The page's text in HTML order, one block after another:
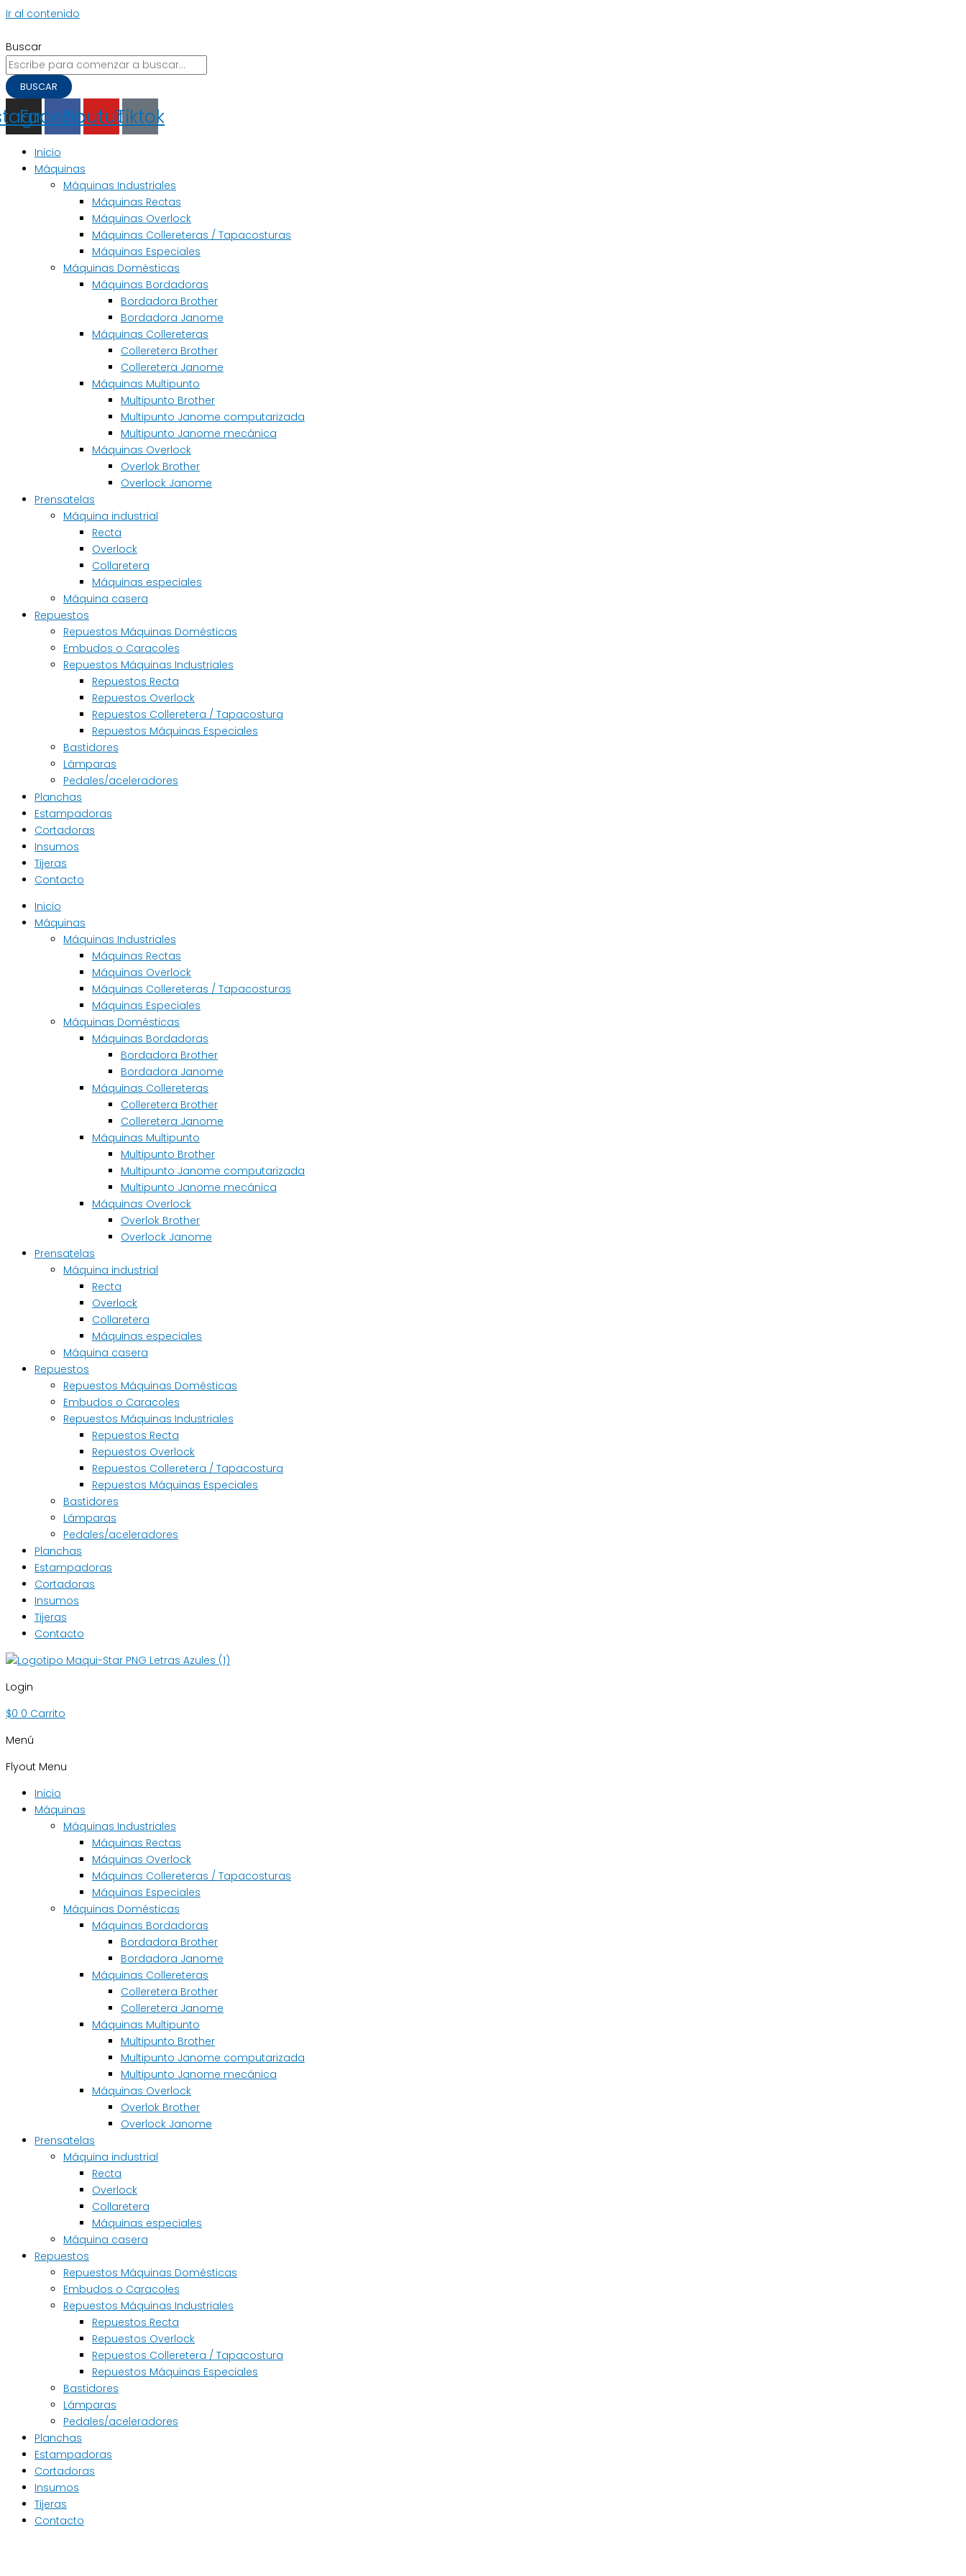
Ir al contenido
Buscar
BUSCAR
Facebook
YoutubeTiktok
Inicio
Máquinas
Máquinas Industriales
Máquinas Rectas
Máquinas Overlock
Máquinas Collereteras / Tapacosturas
Máquinas Especiales
Máquinas Domésticas
Máquinas Bordadoras
Bordadora Brother
Bordadora Janome
Máquinas Collereteras
Colleretera Brother
Colleretera Janome
Máquinas Multipunto
Multipunto Brother
Multipunto Janome computarizada
Multipunto Janome mecánica
Máquinas Overlock
Overlok Brother
Overlock Janome
Prensatelas
Máquina industrial
Recta
Overlock
Collaretera
Máquinas especiales
Máquina casera
Repuestos
Repuestos Máquinas Domésticas
Embudos o Caracoles
Repuestos Máquinas Industriales
Repuestos Recta
Repuestos Overlock
Repuestos Colleretera / Tapacostura
Repuestos Máquinas Especiales
Bastidores
Lámparas
Pedales/aceleradores
Planchas
Estampadoras
Cortadoras
Insumos
Tijeras
Contacto
Inicio
Máquinas
Máquinas Industriales
Máquinas Rectas
Máquinas Overlock
Máquinas Collereteras / Tapacosturas
Máquinas Especiales
Máquinas Domésticas
Máquinas Bordadoras
Bordadora Brother
Bordadora Janome
Máquinas Collereteras
Colleretera Brother
Colleretera Janome
Máquinas Multipunto
Multipunto Brother
Multipunto Janome computarizada
Multipunto Janome mecánica
Máquinas Overlock
Overlok Brother
Overlock Janome
Prensatelas
Máquina industrial
Recta
Overlock
Collaretera
Máquinas especiales
Máquina casera
Repuestos
Repuestos Máquinas Domésticas
Embudos o Caracoles
Repuestos Máquinas Industriales
Repuestos Recta
Repuestos Overlock
Repuestos Colleretera / Tapacostura
Repuestos Máquinas Especiales
Bastidores
Lámparas
Pedales/aceleradores
Planchas
Estampadoras
Cortadoras
Insumos
Tijeras
Contacto
Login
$0 0 Carrito
Menú
Flyout Menu
Inicio
Máquinas
Máquinas Industriales
Máquinas Rectas
Máquinas Overlock
Máquinas Collereteras / Tapacosturas
Máquinas Especiales
Máquinas Domésticas
Máquinas Bordadoras
Bordadora Brother
Bordadora Janome
Máquinas Collereteras
Colleretera Brother
Colleretera Janome
Máquinas Multipunto
Multipunto Brother
Multipunto Janome computarizada
Multipunto Janome mecánica
Máquinas Overlock
Overlok Brother
Overlock Janome
Prensatelas
Máquina industrial
Recta
Overlock
Collaretera
Máquinas especiales
Máquina casera
Repuestos
Repuestos Máquinas Domésticas
Embudos o Caracoles
Repuestos Máquinas Industriales
Repuestos Recta
Repuestos Overlock
Repuestos Colleretera / Tapacostura
Repuestos Máquinas Especiales
Bastidores
Lámparas
Pedales/aceleradores
Planchas
Estampadoras
Cortadoras
Insumos
Tijeras
Contacto